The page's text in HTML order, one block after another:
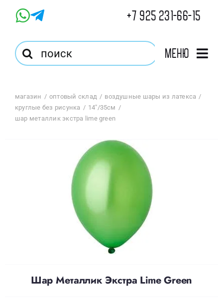
+7 925 231-66-15
Результат
поиска:
Меню
Магазин
Оптовый Магазин
О нас
магазин оптовый склад
воздушные шары из латекса
круглые без рисунка
14"/35см
шар металлик экстра lime green
Шар Металлик Экстра Lime Green